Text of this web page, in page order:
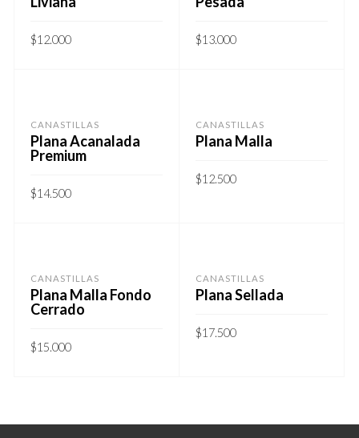
$12.000 $13.000
CANASTILLAS
Plana Acanalada
Premium
$14.500
CANASTILLAS
Plana Malla
$12.500
CANASTILLAS
Plana Malla Fondo
Cerrado
$15.000
CANASTILLAS
Plana Sellada
$17.500